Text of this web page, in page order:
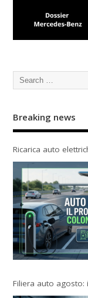
Breaking news
Ricarica auto
Filiera auto agosto: